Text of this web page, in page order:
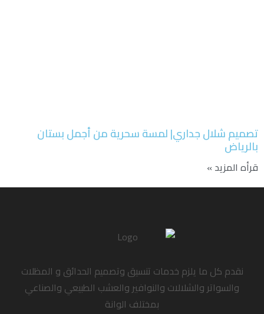
تصميم شلال جداري| لمسة سحرية من أجمل بستان
بالرياض
قرأه المزيد »
نقدم كل ما يلزم خدمات تنسيق وتصميم الحدائق و المظلات
والسواتر والشلالات والنوافير والعشب الطبيعي والصناعي
بمختلف الوانة